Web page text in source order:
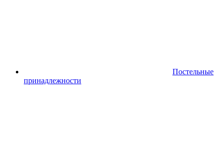
Постельные
принадлежности